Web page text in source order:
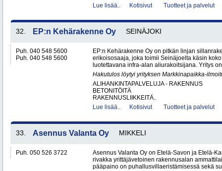
Lue lisää..
Kotisivut Tuotteet ja palvelut
32. EP:n Kehärakenne Oy SEINÄJOKI
Puh. 040 548 5600
Puh. 040 548 5600
EP:n Kehärakenne Oy on pitkän linjan
erikoisosaaja, joka toimii Seinäjoelta käsin
luotettavana infra-alan aliurakoitsijana. Yritys
Hakutulos löytyi yrityksen Markkinapaikka-
ALIHANKINTAPALVELUJA - RAKENNUS
BETONITÖITÄ
RAKENNUSLIIKKEITÄ..
Lue lisää..
Kotisivut Tuotteet ja palvelut
33. Asennus Valanta Oy MIKKELI
Puh. 050 526 3722
Asennus Valanta Oy on Etelä-Savon ja Etelä-
rivakka yrittäjävetoinen rakennusalan
pääpaino on puhallusvillaeristämisessä sekä